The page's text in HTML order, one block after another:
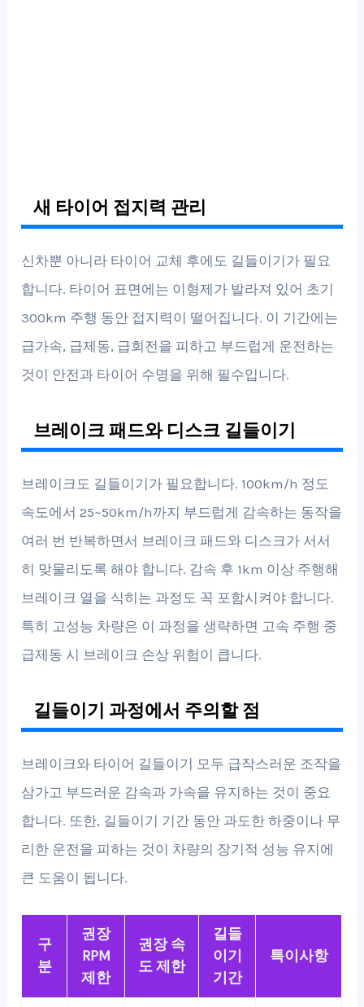
새 타이어 접지력 관리
신차뿐 아니라 타이어 교체 후에도 길들이기가 필요
합니다. 타이어 표면에는 이형제가 발라져 있어 초기
300km 주행 동안 접지력이 떨어집니다. 이 기간에는
급가속, 급제동, 급회전을 피하고 부드럽게 운전하는
것이 안전과 타이어 수명을 위해 필수입니다.
브레이크 패드와 디스크 길들이기
브레이크도 길들이기가 필요합니다. 100km/h 정도
속도에서 25~50km/h까지 부드럽게 감속하는 동작을
여러 번 반복하면서 브레이크 패드와 디스크가 서서
히 맞물리도록 해야 합니다. 감속 후 1km 이상 주행해
브레이크 열을 식히는 과정도 꼭 포함시켜야 합니다.
특히 고성능 차량은 이 과정을 생략하면 고속 주행 중
급제동 시 브레이크 손상 위험이 큽니다.
길들이기 과정에서 주의할 점
브레이크와 타이어 길들이기 모두 급작스러운 조작을
삼가고 부드러운 감속과 가속을 유지하는 것이 중요
합니다. 또한, 길들이기 기간 동안 과도한 하중이나 무
리한 운전을 피하는 것이 차량의 장기적 성능 유지에
큰 도움이 됩니다.
구
분
권장
RPM
제한
권장 속
도 제한
길들
이기
기간
특이사항